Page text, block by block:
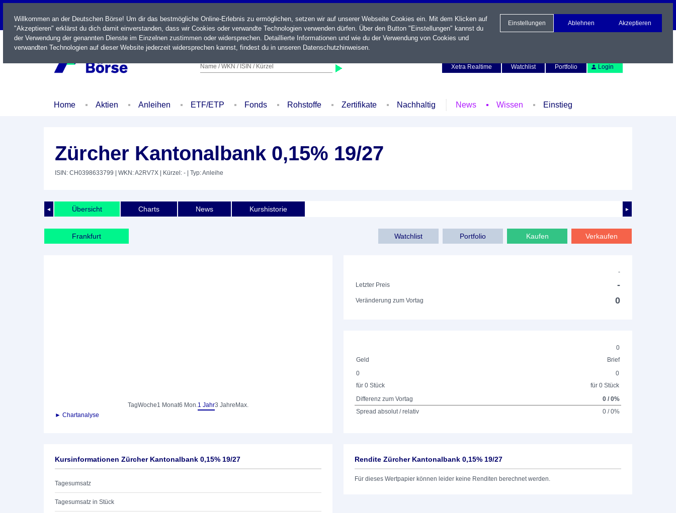
LIVE
Name / WKN / ISIN / Kürzel
Xetra Realtime
Watchlist Portfolio Login
Home Aktien Anleihen ETF/ETP Fonds Rohstoffe Zertifikate Nachhaltig News Wissen Einstieg
Zürcher Kantonalbank 0,15% 19/27
ISIN: CH0398633799 | WKN: A2RV7X | Kürzel: - | Typ: Anleihe
◄ ►
Übersicht Charts News Kurshistorie
Frankfurt Verkaufen
Kaufen
Portfolio
Watchlist
TagWoche1 Monat6 Mon.1 Jahr3 Jahre Max.
► Chartanalyse
-
Letzter Preis
-
Veränderung zum Vortag 0
0
Geld
Brief
0
für 0 Stück
0
für 0 Stück
Differenz zum Vortag
0 / 0%
Spread absolut / relativ
0 / 0%
Kursinformationen Zürcher Kantonalbank 0,15% 19/27
Tagesumsatz
Tagesumsatz in Stück
Rendite Zürcher Kantonalbank 0,15% 19/27
Für dieses Wertpapier können leider keine Renditen berechnet werden.
Willkommen an der Deutschen Börse! Um dir das bestmögliche Online-Erlebnis zu ermöglichen, setzen wir auf unserer Webseite Cookies ein. Mit dem Klicken auf
"Akzeptieren" erklärst du dich damit einverstanden, dass wir Cookies oder verwandte Technologien verwenden dürfen. Über den Button "Einstellungen" kannst du
der Verwendung der genannten Dienste im Einzelnen zustimmen oder widersprechen. Detaillierte Informationen und wie du der Verwendung von Cookies und
verwandten Technologien auf dieser Website jederzeit widersprechen kannst, findest du in unseren Datenschutzhinweisen.
Einstellungen Ablehnen Akzeptieren